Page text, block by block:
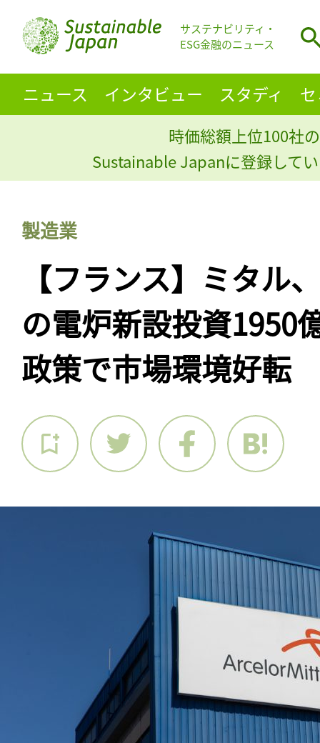
サステナビリティ・
ESG金融のニュース
ニュース インタビュー スタディ
時価総額上位100社
Sustainable Japanに登録して
製造業
【フランス】ミタル
の電炉新設投資1950
政策で市場環境好転